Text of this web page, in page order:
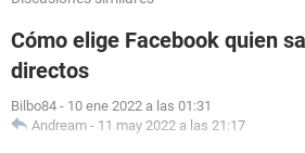
Cómo elige Facebook quien
directos
Bilbo84 - 10 ene 2022 a las 01:31
Andream - 11 may 2022 a las 21:17